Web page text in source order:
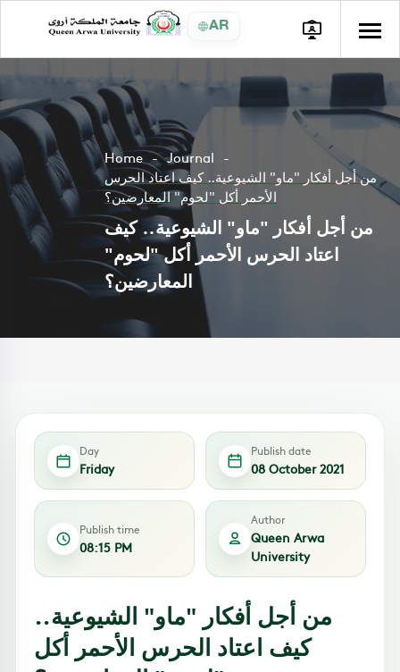
AR
Home
Journal
من أجل أفكار "ماو" الشيوعية.. كيف اعتاد الحرس
الأحمر أكل "لحوم" المعارضين؟
من أجل أفكار "ماو" الشيوعية.. كيف
اعتاد الحرس الأحمر أكل "لحوم"
المعارضين؟
Day
Friday
Publish date
08 October 2021
Publish time
08:15 PM
Author
Queen Arwa
University
من أجل أفكار "ماو" الشيوعية..
كيف اعتاد الحرس الأحمر أكل